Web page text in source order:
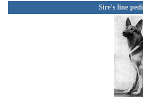
Sire's line